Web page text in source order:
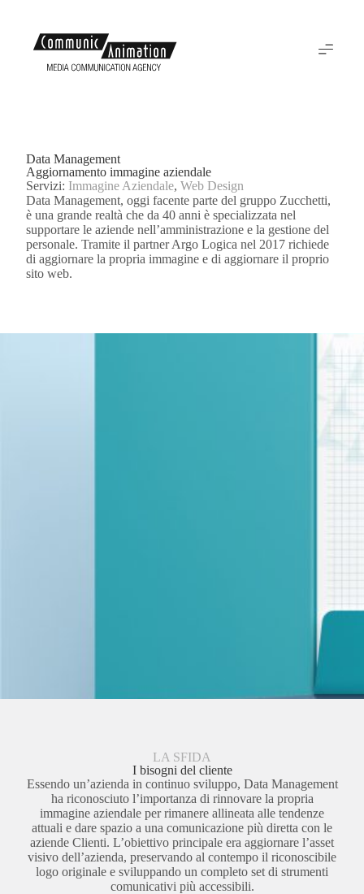
Data Management
Aggiornamento immagine aziendale
Servizi: Immagine Aziendale, Web Design
Data Management, oggi facente parte del gruppo Zucchetti,
è una grande realtà che da 40 anni è specializzata nel
supportare le aziende nell’amministrazione e la gestione del
personale. Tramite il partner Argo Logica nel 2017 richiede
di aggiornare la propria immagine e di aggiornare il proprio
sito web.
LA SFIDA
I bisogni del cliente
Essendo un’azienda in continuo sviluppo, Data Management
ha riconosciuto l’importanza di rinnovare la propria
immagine aziendale per rimanere allineata alle tendenze
attuali e dare spazio a una comunicazione più diretta con le
aziende Clienti. L’obiettivo principale era aggiornare l’asset
visivo dell’azienda, preservando al contempo il riconoscibile
logo originale e sviluppando un completo set di strumenti
comunicativi più accessibili.